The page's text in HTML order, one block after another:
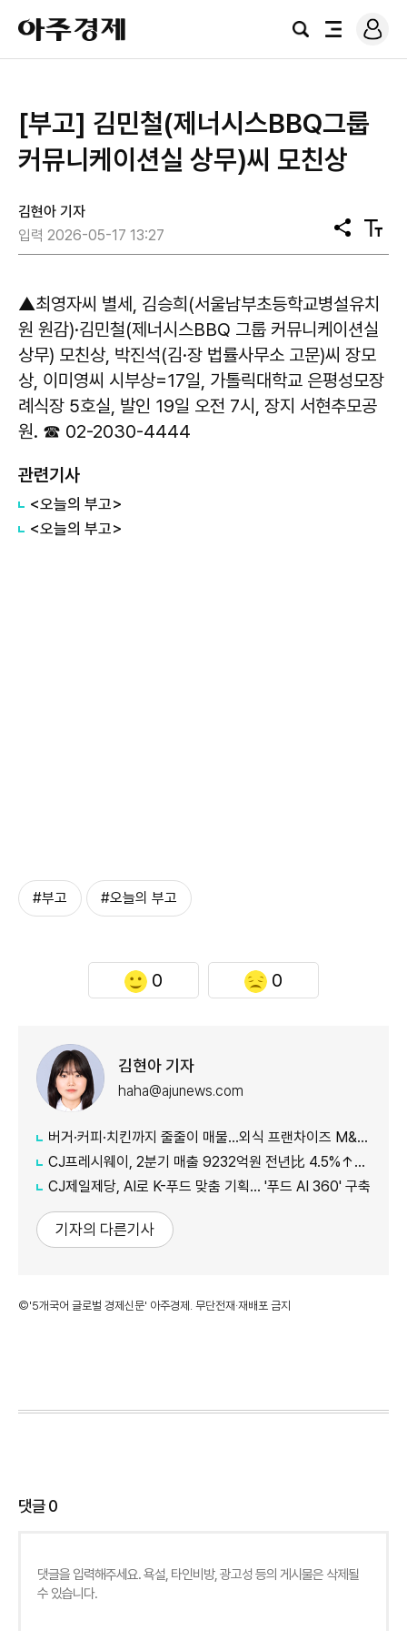
아
주
경
검
전
로
그
[부고] 김민철(제너시스BBQ그룹
커뮤니케이션실 상무)씨 모친상
김현아 기자
입력 2026-05-17 13:27
공
유
텍
스
기
▲최영자씨 별세, 김승희(서울남부초등학교병설유치
원 원감)·김민철(제너시스BBQ 그룹 커뮤니케이션실
상무) 모친상, 박진석(김·장 법률사무소 고문)씨 장모
상, 이미영씨 시부상=17일, 가톨릭대학교 은평성모장
례식장 5호실, 발인 19일 오전 7시, 장지 서현추모공
원. ☎ 02-2030-4444
관련기사
<오늘의 부고>
<오늘의 부고>
#부고 #오늘의 부고
0 0
김현아 기자
haha@ajunews.com
버거·커피·치킨까지 줄줄이 매물…외식 프랜차이즈 M&A '활기'
CJ프레시웨이, 2분기 매출 9232억원 전년比 4.5%↑…'식봄' 성장세 뚜렷
CJ제일제당, AI로 K-푸드 맞춤 기획… '푸드 AI 360' 구축
기자의 다른기사
©'5개국어 글로벌 경제신문' 아주경제. 무단전재·재배포 금지
댓글0